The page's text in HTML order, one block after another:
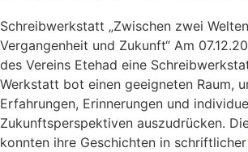
Schreibwerkstatt „Zwischen zwei
Vergangenheit und Zukunft“ Am
des Vereins Etehad eine
Werkstatt bot einen geeigneten Raum,
Erfahrungen, Erinnerungen und
Zukunftsperspektiven auszudrücken.
konnten ihre Geschichten in schriftlicher